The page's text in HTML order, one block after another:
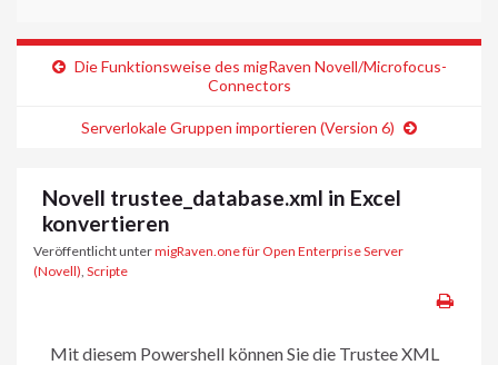
Die Funktionsweise des migRaven Novell/Microfocus-
Connectors
Serverlokale Gruppen importieren (Version 6)
Novell trustee_database.xml in Excel
konvertieren
Veröffentlicht untermigRaven.one für Open Enterprise Server
(Novell) Scripte
Mit diesem Powershell können Sie die Trustee XML